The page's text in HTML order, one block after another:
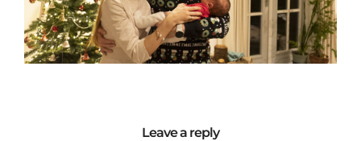
Leave a reply